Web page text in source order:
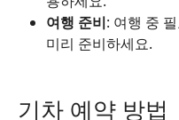
여행 준비: 여행 중
미리 준비하세요.
기차 예약 방법